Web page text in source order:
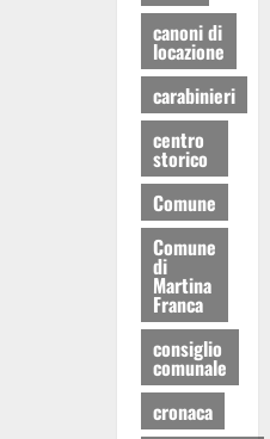
canoni di
locazione
carabinieri
centro
storico
Comune
Comune
di
Martina
Franca
consiglio
comunale
cronaca